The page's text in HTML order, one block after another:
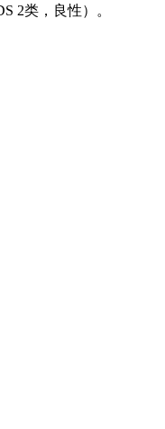
2类，良性）。